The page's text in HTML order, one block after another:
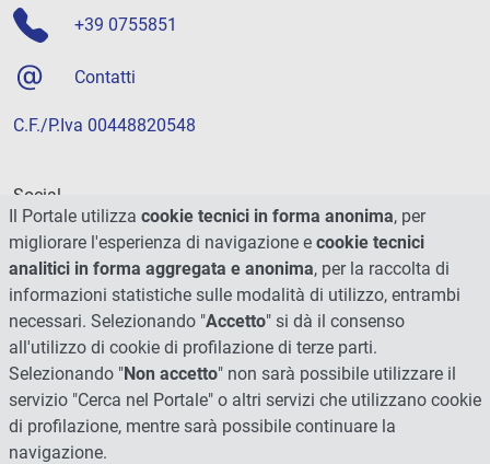
+39 0755851
Contatti
C.F./P.Iva 00448820548
Social
Il Portale utilizza cookie tecnici in forma anonima, per
migliorare l'esperienza di navigazione e cookie tecnici
analitici in forma aggregata e anonima, per la raccolta di
informazioni statistiche sulle modalità di utilizzo, entrambi
necessari. Selezionando "Accetto" si dà il consenso
all'utilizzo di cookie di profilazione di terze parti.
Selezionando "Non accetto" non sarà possibile utilizzare il
servizio "Cerca nel Portale" o altri servizi che utilizzano cookie
di profilazione, mentre sarà possibile continuare la
navigazione.